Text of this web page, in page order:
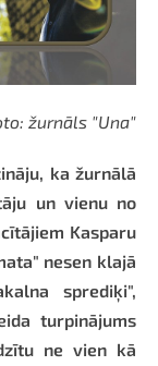
žurnāls "Una"
ka žurnālā
un vienu no
Kasparu
nesen klajā
sprediķi",
turpinājums
ne vien kā